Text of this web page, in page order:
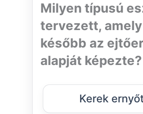
Milyen típusú
tervezett, amely
később az
alapját képezte?
Kerek